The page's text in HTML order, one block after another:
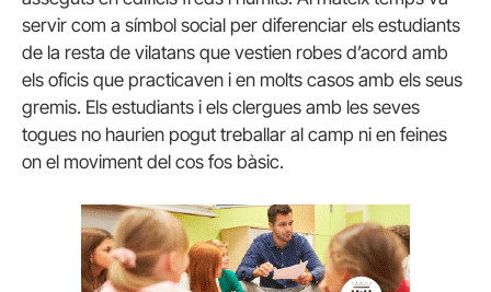
servir com a símbol social per diferenciar els estudiants
de la resta de vilatans que vestien robes d’acord amb
els oficis que practicaven i en molts casos amb els seus
gremis. Els estudiants i els clergues amb les seves
togues no haurien pogut treballar al camp ni en feines
on el moviment del cos fos bàsic.